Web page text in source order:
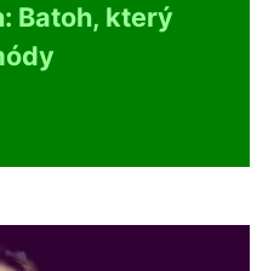
Batoh, který